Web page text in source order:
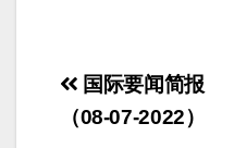
Post
navigation
国际要闻简报
（08-07-2022）